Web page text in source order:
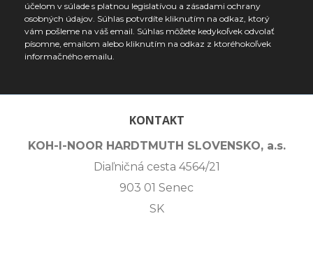
účelom v súlade s platnou legislatívou a zásadami ochrany
osobných údajov. Súhlas potvrdíte kliknutím na odkaz, ktorý
vám pošleme na váš email. Súhlas môžete kedykoľvek odvolať
písomne, emailom alebo kliknutím na odkaz z ktoréhokoľvek
informačného emailu.
KONTAKT
KOH-I-NOOR HARDTMUTH SLOVENSKO, a.s.
Diaľničná cesta 4564/21
903 01 Senec
SK